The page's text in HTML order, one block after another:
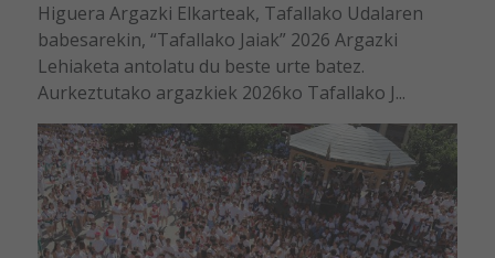
Higuera Argazki Elkarteak, Tafallako Udalaren
babesarekin, “Tafallako Jaiak” 2026 Argazki
Lehiaketa antolatu du beste urte batez.
Aurkeztutako argazkiek 2026ko Tafallako J...